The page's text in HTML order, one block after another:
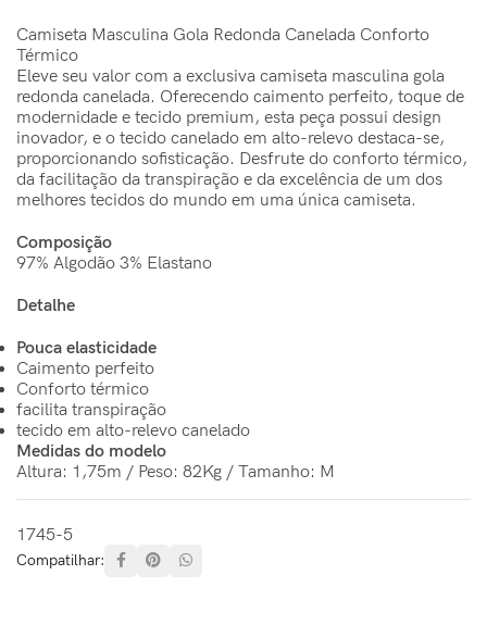
Camiseta Masculina Gola Redonda Canelada Conforto
Térmico
Eleve seu valor com a exclusiva camiseta masculina gola
redonda canelada. Oferecendo caimento perfeito, toque de
modernidade e tecido premium, esta peça possui design
inovador, e o tecido canelado em alto-relevo destaca-se,
proporcionando sofisticação. Desfrute do conforto térmico,
da facilitação da transpiração e da excelência de um dos
melhores tecidos do mundo em uma única camiseta.
Composição
97% Algodão 3% Elastano
Detalhe
Pouca elasticidade
Caimento perfeito
Conforto térmico
facilita transpiração
tecido em alto-relevo canelado
Medidas do modelo
Altura: 1,75m / Peso: 82Kg / Tamanho: M
1745-5
Compatilhar: